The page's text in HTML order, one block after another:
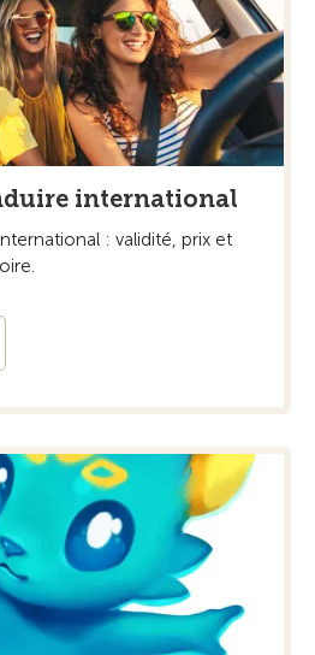
international
: validité, prix et